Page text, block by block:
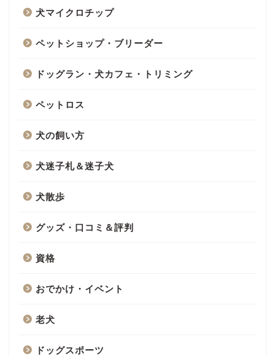
犬マイクロチップ
ペットショップ・ブリーダー
ドッグラン・犬カフェ・トリミング
ペットロス
犬の飼い方
犬迷子札＆迷子犬
犬散歩
グッズ・口コミ＆評判
資格
おでかけ・イベント
老犬
ドッグスポーツ